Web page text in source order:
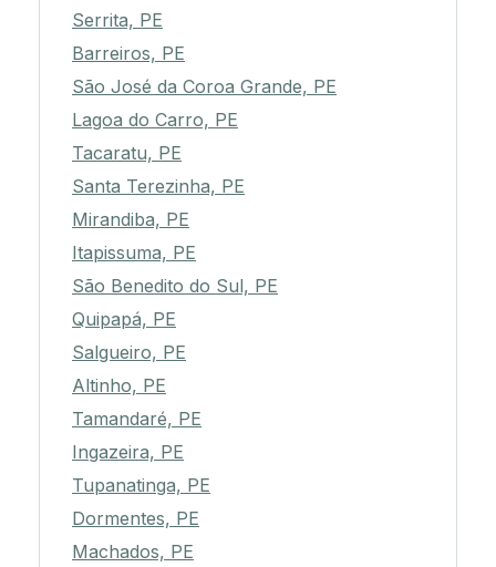
Serrita, PE
Barreiros, PE
São José da Coroa Grande, PE
Lagoa do Carro, PE
Tacaratu, PE
Santa Terezinha, PE
Mirandiba, PE
Itapissuma, PE
São Benedito do Sul, PE
Quipapá, PE
Salgueiro, PE
Altinho, PE
Tamandaré, PE
Ingazeira, PE
Tupanatinga, PE
Dormentes, PE
Machados, PE